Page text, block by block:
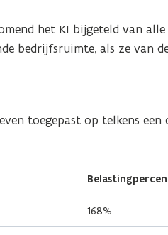
het KI bijgeteld van alle
bedrijfsruimte, als ze van
toegepast op telkens een
168%